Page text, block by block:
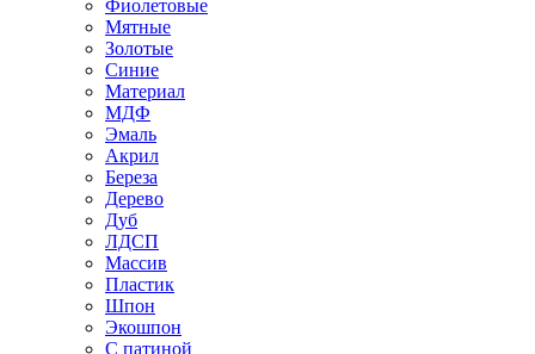
Фиолетовые
Мятные
Золотые
Синие
Материал
МДФ
Эмаль
Акрил
Береза
Дерево
Дуб
ЛДСП
Массив
Пластик
Шпон
Экошпон
С патиной